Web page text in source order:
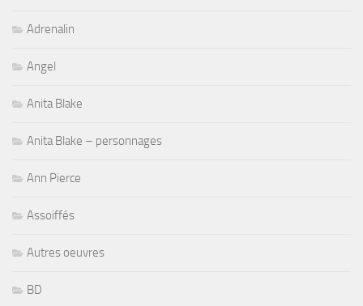
Adrenalin
Angel
Anita Blake
Anita Blake – personnages
Ann Pierce
Assoiffés
Autres oeuvres
BD